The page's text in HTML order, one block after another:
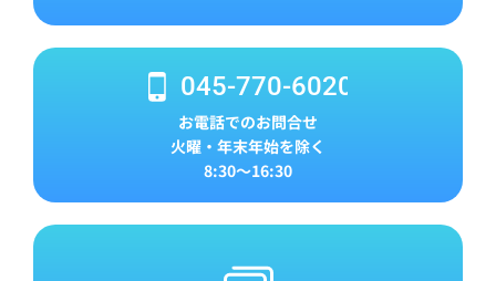
045-770-6020
お電話でのお問合せ
火曜・年末年始を除く
8:30～16:30